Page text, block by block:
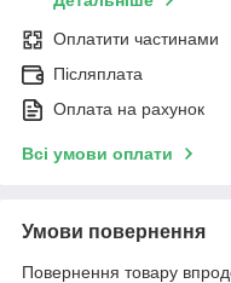
Оплатити частинами
Післяплата
Оплата на рахунок
Всі умови оплати
Умови повернення
Повернення товару